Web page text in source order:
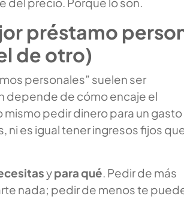
préstamo
de otro)
personales” suelen ser
depende de cómo encaje el
mismo pedir dinero para un gasto
ni es igual tener ingresos fijos
ypara qué. Pedir de más
nada; pedir de menos te